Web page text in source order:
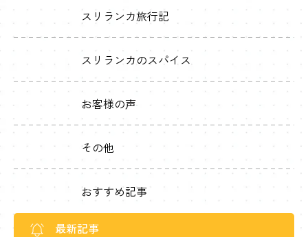
スリランカ旅行記
スリランカのスパイス
お客様の声
その他
おすすめ記事
最新記事